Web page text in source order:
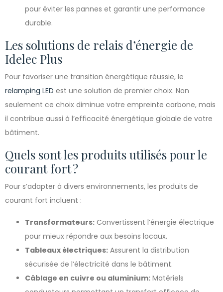
pour éviter les pannes et garantir une performance
durable.
Les solutions de relais d’énergie de
Idelec Plus
Pour favoriser une transition énergétique réussie, le
relamping LED est une solution de premier choix. Non
seulement ce choix diminue votre empreinte carbone, mais
il contribue aussi à l’efficacité énergétique globale de votre
bâtiment.
Quels sont les produits utilisés pour le
courant fort ?
Pour s’adapter à divers environnements, les produits de
courant fort incluent :
Transformateurs: Convertissent l’énergie électrique
pour mieux répondre aux besoins locaux.
Tableaux électriques: Assurent la distribution
sécurisée de l’électricité dans le bâtiment.
Câblage en cuivre ou aluminium: Matériels